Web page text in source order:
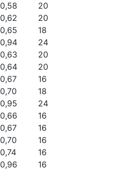
0,58
20
0,62
20
0,65
18
0,94
24
0,63
20
0,64
20
0,67
16
0,70
18
0,95
24
0,66
16
0,67
16
0,70
16
0,74
16
0,96
16